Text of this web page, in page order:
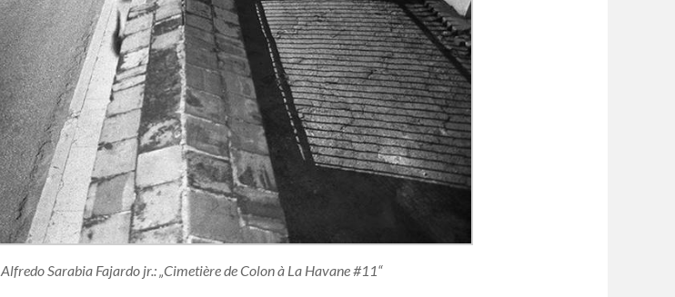
Alfredo Sarabia Fajardo jr.: „Cimetière de Colon à La Havane #11“